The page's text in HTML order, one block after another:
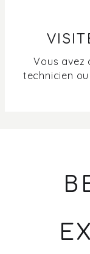
Vous avez
technicien